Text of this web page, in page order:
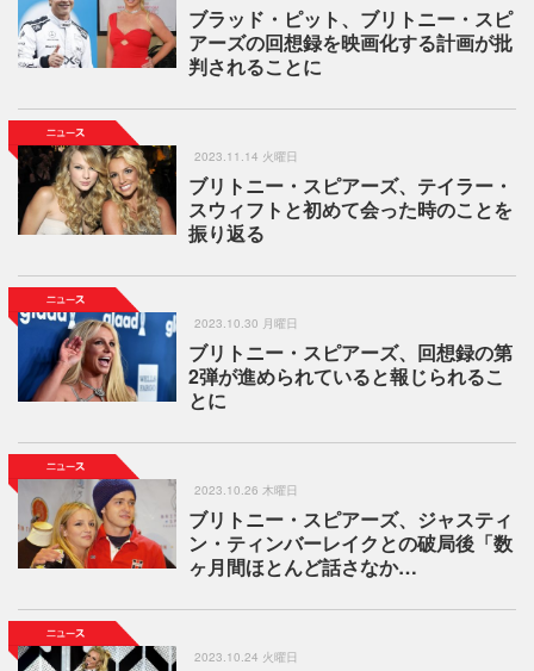
ブラッド・ピット、ブリトニー・スピ
アーズの回想録を映画化する計画が批
判されることに
2023.11.14 火曜日
ブリトニー・スピアーズ、テイラー・
スウィフトと初めて会った時のことを
振り返る
2023.10.30 月曜日
ブリトニー・スピアーズ、回想録の第
2弾が進められていると報じられるこ
とに
2023.10.26 木曜日
ブリトニー・スピアーズ、ジャスティ
ン・ティンバーレイクとの破局後「数
ヶ月間ほとんど話さなか…
2023.10.24 火曜日